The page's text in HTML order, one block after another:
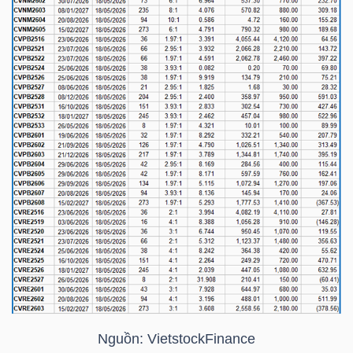
Nguồn: VietstockFinance
(-)
Dịch
vụ
(-)
Đào
tạo
Sách